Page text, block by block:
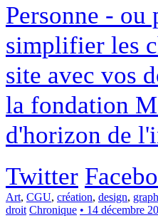
Personne -
simplifier les
site avec vos
la fondation
d'horizon de
Twitter
Art, CGU, création, design,
droit Chronique • 14 décembre